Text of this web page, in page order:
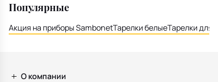
Популярные
Акция на приборы SambonetТарелки белыеТарелки для
О компании